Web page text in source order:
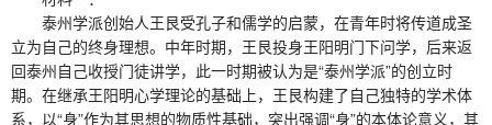
泰州学派创始人王艮受孔子和儒学的启蒙，在青年时将传道成圣
立为自己的终身理想。中年时期，王艮投身王阳明门下问学，后来返
回泰州自己收授门徒讲学，此一时期被认为是“泰州学派”的创立时
期。在继承王阳明心学理论的基础上，王艮构建了自己独特的学术体
系，以“身”作为其思想的物质性基础，突出强调“身”的本体论意义，其